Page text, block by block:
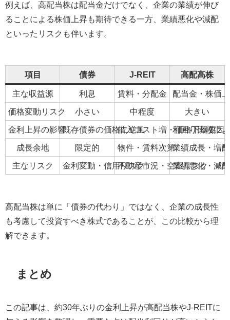
例えば、高配当株は配当金だけでなく、企業の業績が伸び
ることによる株価上昇も期待できる一方、業績悪化や減配
といったリスクも伴います。
項目 債券 J-REIT 高配高株
主な収益源 利息 賃料・分配金 配当金・株価
価格変動リスク 小さい 中程度 大きい
金利上昇の影響既存債券の価格に逆風借入コスト増・価格下落要因
利回り比較に
成長余地 限定的 物件・賃料次第業績成長・増
主なリスク 金利変動・信用リスク不動産市況・空室リスク
業績悪化・減
高配当株は単に「債券の代わり」ではなく、企業の成長性
も考慮して投資すべき株式であることが、この比較から理
解できます。
まとめ
この記事は、約30年ぶりの金利上昇が高配当株やJ-REITに